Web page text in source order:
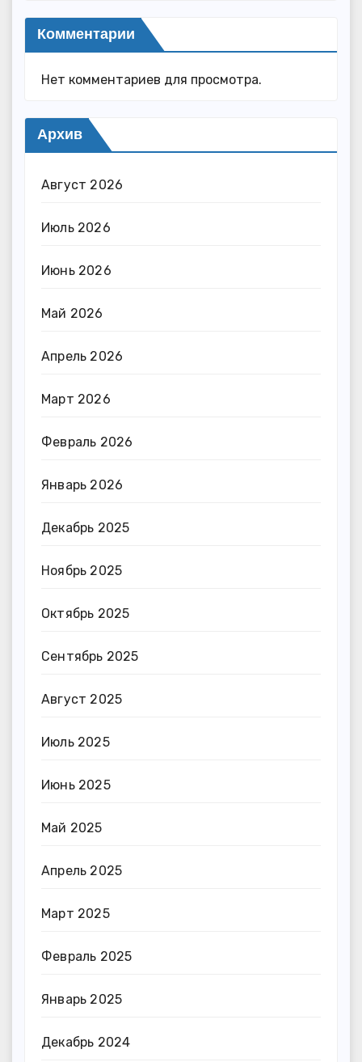
Комментарии
Нет комментариев для просмотра.
Архив
Август 2026
Июль 2026
Июнь 2026
Май 2026
Апрель 2026
Март 2026
Февраль 2026
Январь 2026
Декабрь 2025
Ноябрь 2025
Октябрь 2025
Сентябрь 2025
Август 2025
Июль 2025
Июнь 2025
Май 2025
Апрель 2025
Март 2025
Февраль 2025
Январь 2025
Декабрь 2024